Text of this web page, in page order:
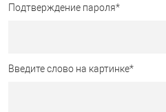
Подтверждение пароля*
Введите слово на картинке*